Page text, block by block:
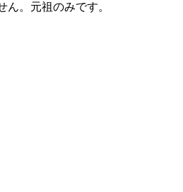
ん。元祖のみです。